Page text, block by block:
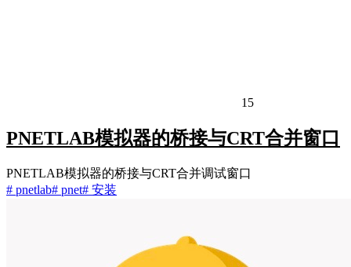
15
PNETLAB模拟器的桥接与CRT合并窗口
PNETLAB模拟器的桥接与CRT合并调试窗口
# pnetlab# pnet# 安装